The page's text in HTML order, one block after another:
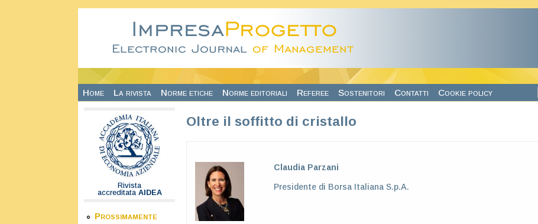
Home La rivista Norme etiche Norme editoriali Referee Sostenitori Contatti Cookie policy
Rivista
accreditata AIDEA
Prossimamente
Oltre il soffitto di cristallo
Claudia Parzani
Presidente di Borsa Italiana S.p.A.